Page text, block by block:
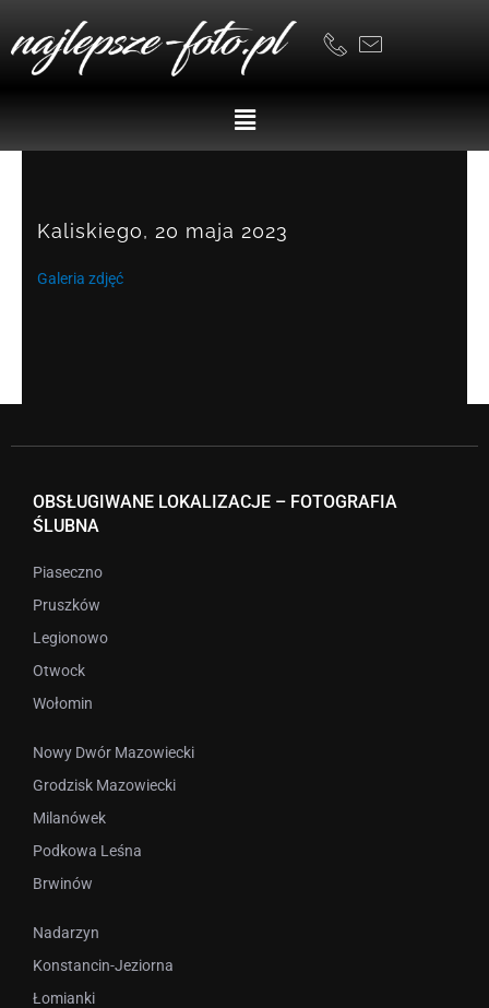
content
Menu
Kaliskiego, 20 maja 2023
Galeria zdjęć
OBSŁUGIWANE LOKALIZACJE – FOTOGRAFIA
ŚLUBNA
Piaseczno
Pruszków
Legionowo
Otwock
Wołomin
Nowy Dwór Mazowiecki
Grodzisk Mazowiecki
Milanówek
Podkowa Leśna
Brwinów
Nadarzyn
Konstancin-Jeziorna
Łomianki